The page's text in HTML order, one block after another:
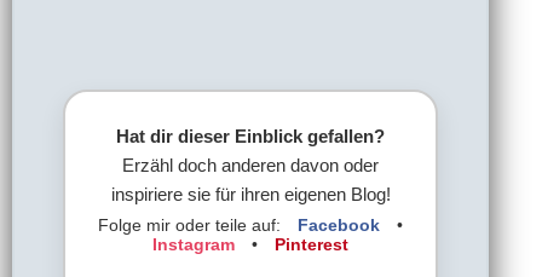
Hat dir dieser Einblick gefallen?
Erzähl doch anderen davon oder
inspiriere sie für ihren eigenen Blog!
Folge mir oder teile auf: Facebook
•
Instagram
• Pinterest